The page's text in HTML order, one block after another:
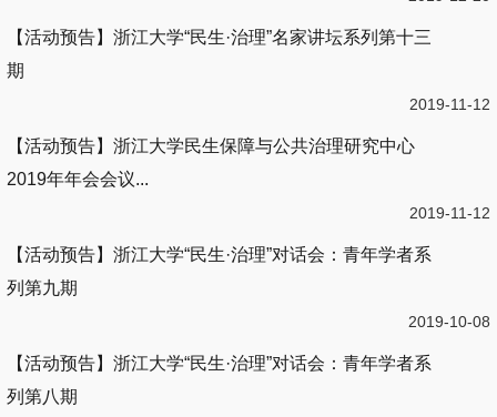
【活动预告】浙江大学“民生·治理”名家讲坛系列第十三
期
2019-11-12
【活动预告】浙江大学民生保障与公共治理研究中心
2019年年会会议...
2019-11-12
【活动预告】浙江大学“民生·治理”对话会：青年学者系
列第九期
2019-10-08
【活动预告】浙江大学“民生·治理”对话会：青年学者系
列第八期